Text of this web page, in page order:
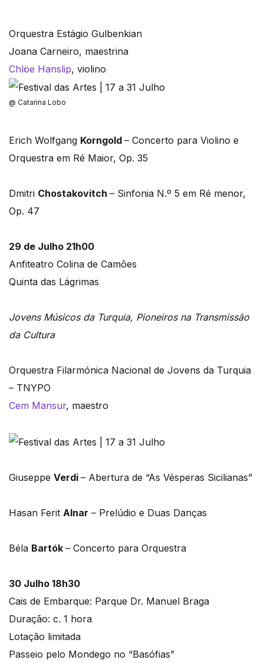
Orquestra Estágio Gulbenkian
Joana Carneiro, maestrina
Chlöe Hanslip, violino
@ Catarina Lobo
Erich Wolfgang Korngold – Concerto para Violino e
Orquestra em Ré Maior, Op. 35
Dmitri Chostakovitch – Sinfonia N.º 5 em Ré menor,
Op. 47
29 de Julho 21h00
Anfiteatro Colina de Camões
Quinta das Lágrimas
Jovens Músicos da Turquia, Pioneiros na Transmissão
da Cultura
Orquestra Filarmónica Nacional de Jovens da Turquia
– TNYPO
Cem Mansur, maestro
Giuseppe Verdi – Abertura de “As Vésperas Sicilianas”
Hasan Ferit Alnar – Prelúdio e Duas Danças
Béla Bartók – Concerto para Orquestra
30 Julho 18h30
Cais de Embarque: Parque Dr. Manuel Braga
Duração: c. 1 hora
Lotação limitada
Passeio pelo Mondego no “Basófias”